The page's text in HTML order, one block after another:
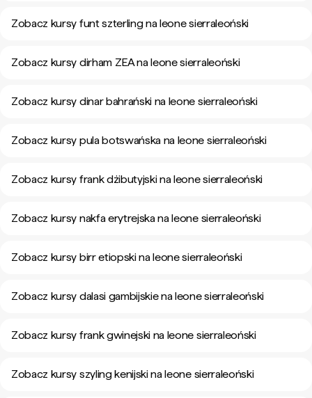
Zobacz kursy funt szterling na leone sierraleoński
Zobacz kursy dirham ZEA na leone sierraleoński
Zobacz kursy dinar bahrański na leone sierraleoński
Zobacz kursy pula botswańska na leone sierraleoński
Zobacz kursy frank dżibutyjski na leone sierraleoński
Zobacz kursy nakfa erytrejska na leone sierraleoński
Zobacz kursy birr etiopski na leone sierraleoński
Zobacz kursy dalasi gambijskie na leone sierraleoński
Zobacz kursy frank gwinejski na leone sierraleoński
Zobacz kursy szyling kenijski na leone sierraleoński